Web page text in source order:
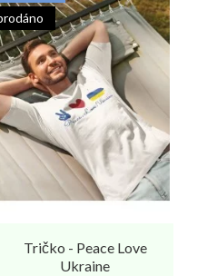
Tričko - Peace Love
Ukraine